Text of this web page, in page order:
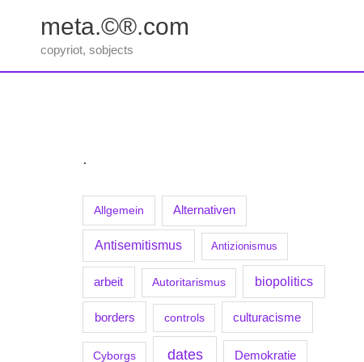
springen
meta.©®.com
copyriot, sobjects
.
Allgemein Alternativen
Antisemitismus Antizionismus
arbeit Autoritarismus biopolitics
borders controls culturacisme
Cyborgs dates Demokratie